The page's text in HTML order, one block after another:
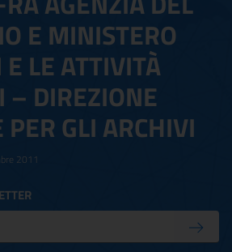
E MINISTERO
LE ATTIVITÀ
– DIREZIONE
PER GLI ARCHIVI
2011